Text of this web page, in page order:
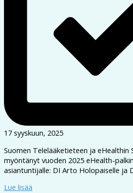
17 syyskuun, 2025
Suomen Telelääketieteen ja eHealthin
myöntänyt vuoden 2025 eHealth-
asiantuntijalle: DI Arto Holopaiselle ja
Lue lisää